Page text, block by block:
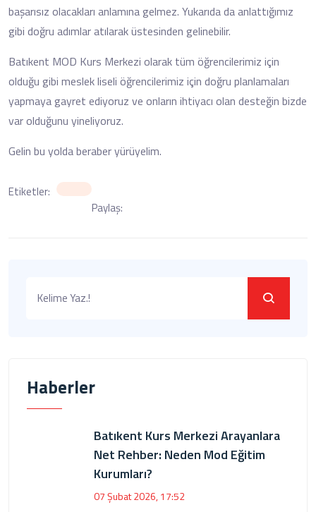
başarısız olacakları anlamına gelmez. Yukarıda da anlattığımız
gibi doğru adımlar atılarak üstesinden gelinebilir.
Batıkent MOD Kurs Merkezi olarak tüm öğrencilerimiz için
olduğu gibi meslek liseli öğrencilerimiz için doğru planlamaları
yapmaya gayret ediyoruz ve onların ihtiyacı olan desteğin bizde
var olduğunu yineliyoruz.
Gelin bu yolda beraber yürüyelim.
Etiketler:
Paylaş:
Haberler
Batıkent Kurs Merkezi Arayanlara
Net Rehber: Neden Mod Eğitim
Kurumları?
07 Şubat 2026, 17:52